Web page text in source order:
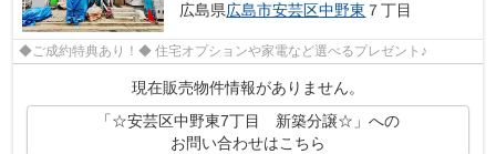
広島県広島市安芸区中野東 ７丁目
◆ご成約特典あり！◆ 住宅オプションや家電など選べるプレゼント♪
現在販売物件情報がありません。
「☆安芸区中野東7丁目 新築分譲☆」への
お問い合わせはこちら